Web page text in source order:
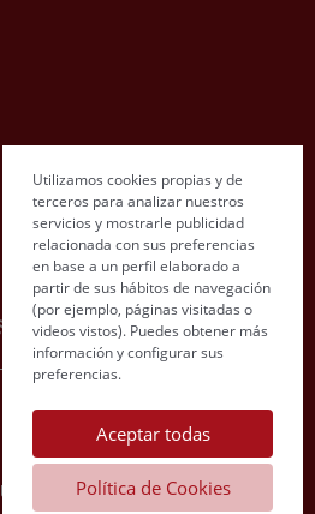
de Infoedita
Utilizamos cookies propias y de
terceros para analizar nuestros
servicios y mostrarle publicidad
relacionada con sus preferencias
en base a un perfil elaborado a
partir de sus hábitos de navegación
(por ejemplo, páginas visitadas o
videos vistos). Puedes obtener más
información y configurar sus
preferencias.
Aceptar todas
Política de Cookies